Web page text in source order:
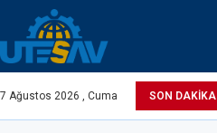
7 Ağustos 2026 , Cuma SON DAKIKA
Adana Şubesi’nde gerçekleştirildi.